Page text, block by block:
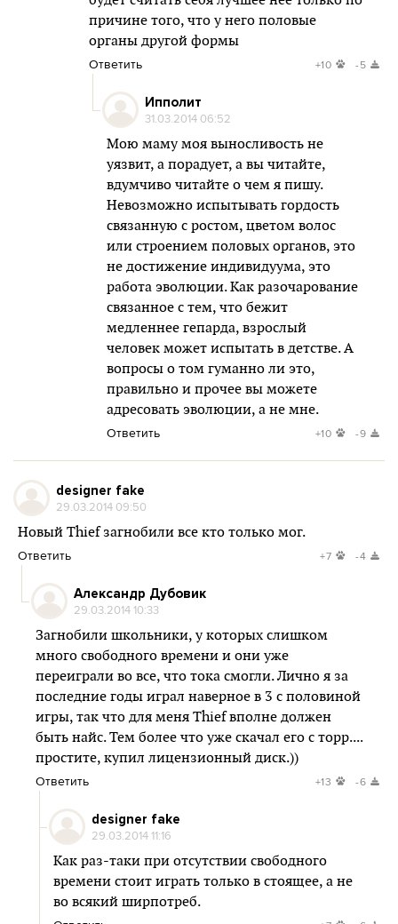
причине того, что у него половые
органы другой формы
Ответить +10 -5
Ипполит
31.03.2014 06:52
Мою маму моя выносливость не
уязвит, а порадует, а вы читайте,
вдумчиво читайте о чем я пишу.
Невозможно испытывать гордость
связанную с ростом, цветом волос
или строением половых органов, это
не достижение индивидуума, это
работа эволюции. Как разочарование
связанное с тем, что бежит
медленнее гепарда, взрослый
человек может испытать в детстве. А
вопросы о том гуманно ли это,
правильно и прочее вы можете
адресовать эволюции, а не мне.
Ответить +10 -9
designer fake
29.03.2014 09:50
Новый Thief загнобили все кто только мог.
Ответить +7 -4
Александр Дубовик
29.03.2014 10:33
Загнобили школьники, у которых слишком
много свободного времени и они уже
переиграли во все, что тока смогли. Лично я за
последние годы играл наверное в 3 с половиной
игры, так что для меня Thief вполне должен
быть найс. Тем более что уже скачал его с торр....
простите, купил лицензионный диск.))
Ответить +13 -6
designer fake
29.03.2014 11:16
Как раз-таки при отсутствии свободного
времени стоит играть только в стоящее, а не
во всякий ширпотреб.